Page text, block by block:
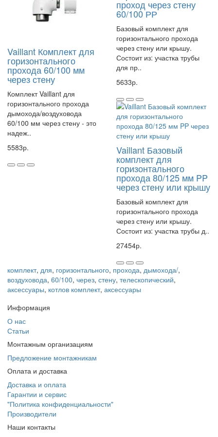
Комплект для горизонтального прохода 60/100 через стену,
телескопический от Vaillant - это удобное и практичное
решение для монтажа систем отопления и
кондиционирования. Он позволяет провести трубы через
стену без необходимости сверления большого отверстия.
- Легкость установки: благодаря телескопической конструкции,
комплект легко устанавливается без необходимости
использования дополнительных инструментов.
- Надежность: комплект изготовлен из качественных
материалов, что обеспечивает его долговечность и
- Универсальность: комплект подходит для различных типов
стен, включая кирпичные, бетонные и деревянные.
- Экономия времени: благодаря телескопической конструкции,
установка комплекта занимает меньше времени, чем
сверление большого отверстия.
выглядит аккуратно и эстетично.
В целом, комплект для горизонтального прохода 60/100 через
стену, телескопический от Vaillant - это удобное и практичное
решение для монтажа систем отопления и
кондиционирования, которое обеспечивает надежность,
экономию времени и эстетический вид.
Vaillant Комплект для
горизонтального
прохода 60/100 мм
через стену
Комплект Vaillant для
горизонтального прохода
дымохода/воздуховода
60/100 мм через стену - это
надеж..
5583р.
проход через стену
60/100 РР
Базовый комплект для
горизонтального прохода
через стену или крышу.
Состоит из: участка трубы
для пр..
5633р.
Vaillant Базовый
комплект для
горизонтального
прохода 80/125 мм PP
через стену или крышу
Базовый комплект для
горизонтального прохода
через стену или крышу.
Состоит из: участка трубы д..
27454р.
комплект, для, горизонтального, прохода, дымохода/,
воздуховода, 60/100, через, стену, телескопический,
аксессуары, котлов комплект, аксессуары
Информация
О нас
Статьи
Монтажным организациям
Предложение монтажникам
Оплата и доставка
Доставка и оплата
Гарантии и сервис
"Политика конфиденциальности"
Производители
Наши контакты